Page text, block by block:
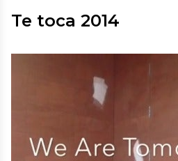
Te toca 2014